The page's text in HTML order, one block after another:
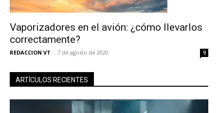
Vaporizadores en el avión: ¿cómo llevarlos
correctamente?
REDACCION VT - 7 de agosto de 2020 9
ARTÍCULOS RECIENTES